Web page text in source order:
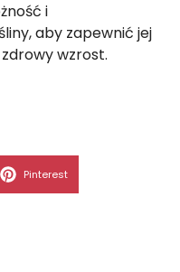
i
aby zapewnić jej
wzrost.
Share
Pinterest